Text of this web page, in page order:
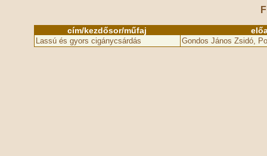
cím/kezdősor/műfaj
Lassú és gyors cigánycsárdás Gondos János Zsidó,